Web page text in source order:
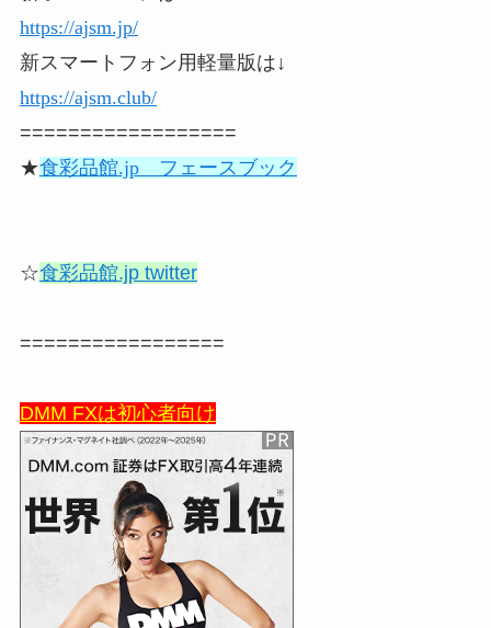
https://ajsm.jp/
新スマートフォン用軽量版は↓
https://ajsm.club/
==================
★食彩品館.jp フェースブック
☆食彩品館.jp twitter
=================
DMM FXは初心者向け